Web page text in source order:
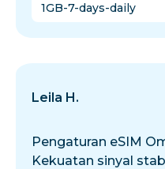
1GB-7-days-daily
Leila H.
Pengaturan eSIM
Kekuatan sinyal